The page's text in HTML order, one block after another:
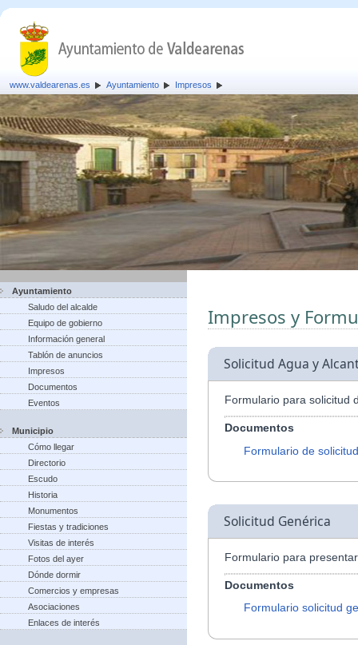
www.valdearenas.es Ayuntamiento Impresos
Ayuntamiento
Saludo del alcalde
Equipo de gobierno
Información general
Tablón de anuncios
Impresos
Documentos
Eventos
Municipio
Cómo llegar
Directorio
Escudo
Historia
Monumentos
Fiestas y tradiciones
Visitas de interés
Fotos del ayer
Dónde dormir
Comercios y empresas
Asociaciones
Enlaces de interés
Impresos y
Solicitud Agua y
Formulario para solicitud
Documentos
Formulario de
Solicitud Genérica
Formulario para
Documentos
Formulario solicitud